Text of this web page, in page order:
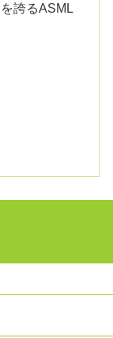
誇るASML